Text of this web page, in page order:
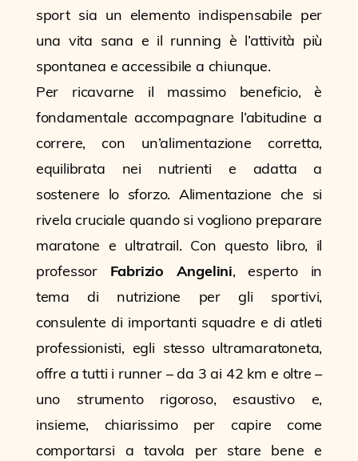
sport sia un elemento indispensabile per
una vita sana e il running è l’attività più
spontanea e accessibile a chiunque.
Per ricavarne il massimo beneficio, è
fondamentale accompagnare l’abitudine a
correre, con un’alimentazione corretta,
equilibrata nei nutrienti e adatta a
sostenere lo sforzo. Alimentazione che si
rivela cruciale quando si vogliono preparare
maratone e ultratrail. Con questo libro, il
professor Fabrizio Angelini, esperto in
tema di nutrizione per gli sportivi,
consulente di importanti squadre e di atleti
professionisti, egli stesso ultramaratoneta,
offre a tutti i runner – da 3 ai 42 km e oltre –
uno strumento rigoroso, esaustivo e,
insieme, chiarissimo per capire come
comportarsi a tavola per stare bene e